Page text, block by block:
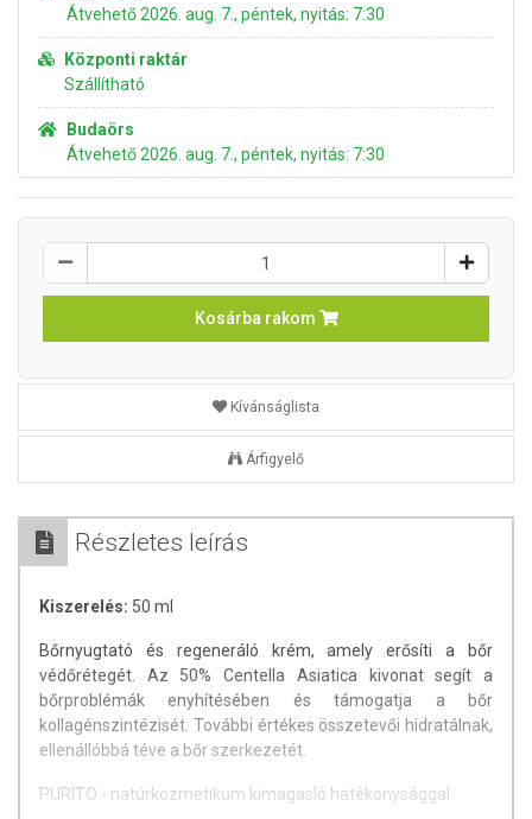
Átvehető 2026. aug. 7., péntek, nyitás: 7:30
Központi raktár
Szállítható
Budaörs
Átvehető 2026. aug. 7., péntek, nyitás: 7:30
Kosárba rakom
Kívánságlista
Árfigyelő
Részletes leírás
Kiszerelés: 50 ml
Bőrnyugtató és regeneráló krém, amely erősíti a bőr
védőrétegét. Az 50% Centella Asiatica kivonat segít a
bőrproblémák enyhítésében és támogatja a bőr
kollagénszintézisét. További értékes összetevői hidratálnak,
ellenállóbbá téve a bőr szerkezetét.
PURITO - natúrkozmetikum kimagasló hatékonysággal.